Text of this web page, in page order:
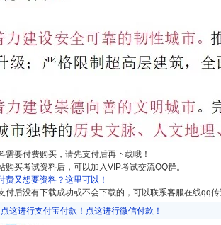
需要付费购买，请先支付后再下载哦！
购买考试资料后，可以加入VIP考试交流QQ群。
费又想要资料？这里可以！
付后没有下载成功或不会下载的，可以联系客服在线qq
点这进行支付宝付款！ 点这进行微信付款！